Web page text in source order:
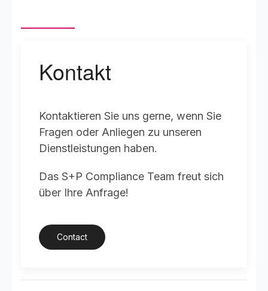
Kontakt
Kontaktieren Sie uns gerne, wenn Sie
Fragen oder Anliegen zu unseren
Dienstleistungen haben.
Das S+P Compliance Team freut sich
über Ihre Anfrage!
Contact